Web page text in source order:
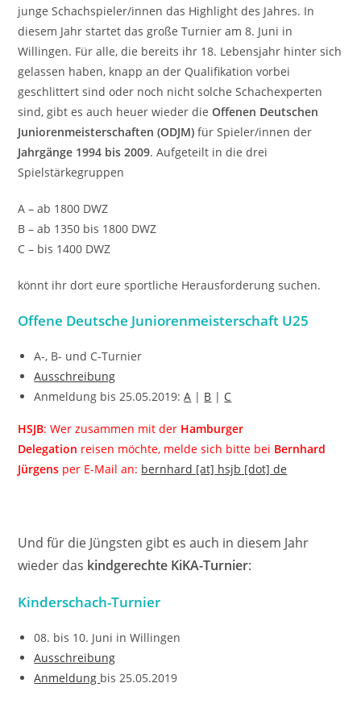
junge Schachspieler/innen das Highlight des Jahres. In
diesem Jahr startet das große Turnier am 8. Juni in
Willingen. Für alle, die bereits ihr 18. Lebensjahr hinter sich
gelassen haben, knapp an der Qualifikation vorbei
geschlittert sind oder noch nicht solche Schachexperten
sind, gibt es auch heuer wieder dieOffenen Deutschen
Juniorenmeisterschaften (ODJM) für Spieler/innen der
Jahrgänge 1994 bis 2009. Aufgeteilt in die drei
Spielstärkegruppen
A – ab 1800 DWZ
B – ab 1350 bis 1800 DWZ
C – bis 1400 DWZ
könnt ihr dort eure sportliche Herausforderung suchen.
Offene Deutsche Juniorenmeisterschaft U25
A-, B- und C-Turnier
Ausschreibung
Anmeldung bis 25.05.2019:A | B | C
HSJB: Wer zusammen mit der Hamburger
Delegation reisen möchte, melde sich bitte bei Bernhard
Jürgens per E-Mail an: bernhard [at] hsjb [dot] de
Und für die Jüngsten gibt es auch in diesem Jahr
wieder das kindgerechte KiKA-Turnier:
Kinderschach-Turnier
08. bis 10. Juni in Willingen
Ausschreibung
Anmeldung bis 25.05.2019